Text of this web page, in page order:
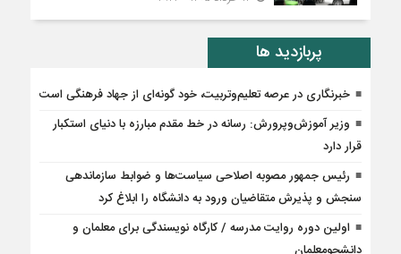
پربازدید ها
خبرنگاری در عرصه تعلیم‌وتربیت، خود گونه‌ای از جهاد فرهنگی است
وزیر آموزش‌وپرورش: رسانه در خط مقدم مبارزه با دنیای استکبار
قرار دارد
رئیس جمهور مصوبه اصلاحی سیاست‌ها و ضوابط سازماندهی
سنجش و پذیرش متقاضیان ورود به دانشگاه را ابلاغ کرد
اولین دوره روایت مدرسه / کارگاه نویسندگی برای معلمان و
دانشجومعلمان